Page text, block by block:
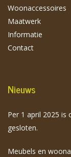
Woonaccessoires
Maatwerk
Informatie
Contact
Nieuws
Per 1 april 2025 is
gesloten.
Meubels en